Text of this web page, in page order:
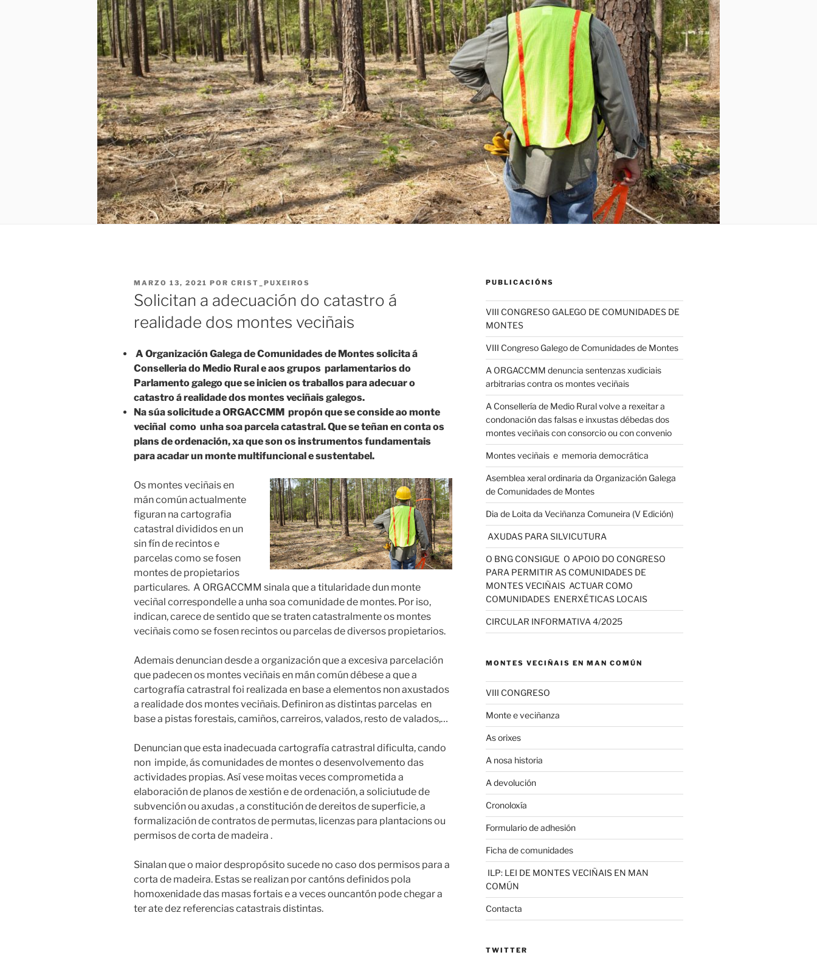
PUBLICADO
EL
MARZO 13, 2021 POR CRIST_PUXEIROS
Solicitan a adecuación do catastro á
realidade dos montes veciñais
A Organización Galega de Comunidades de Montes solicita á
Conselleria do Medio Rural e aos grupos parlamentarios do
Parlamento galego que se inicien os traballos para adecuar o
catastro á realidade dos montes veciñais galegos.
Na súa solicitude a ORGACCMM propón que se conside ao monte
veciñal como unha soa parcela catastral. Que se teñan en conta os
plans de ordenación, xa que son os instrumentos fundamentais
para acadar un monte multifuncional e sustentabel.
Os montes veciñais en
mán común actualmente
figuran na cartografia
catastral divididos en un
sin fín de recintos e
parcelas como se fosen
montes de propietarios
particulares. A ORGACCMM sinala que a titularidade dun monte
veciñal correspondelle a unha soa comunidade de montes. Por iso,
indican, carece de sentido que se traten catastralmente os montes
veciñais como se fosen recintos ou parcelas de diversos propietarios.
Ademais denuncian desde a organización que a excesiva parcelación
que padecen os montes veciñais en mán común débese a que a
cartografía catrastral foi realizada en base a elementos non axustados
a realidade dos montes veciñais. Definiron as distintas parcelas en
base a pistas forestais, camiños, carreiros, valados, resto de valados,…
Denuncian que esta inadecuada cartografía catrastral dificulta, cando
non impide, ás comunidades de montes o desenvolvemento das
actividades propias. Así vese moitas veces comprometida a
elaboración de planos de xestión e de ordenación, a soliciutude de
subvención ou axudas , a constitución de dereitos de superficie, a
formalización de contratos de permutas, licenzas para plantacions ou
permisos de corta de madeira .
Sinalan que o maior despropósito sucede no caso dos permisos para a
corta de madeira. Estas se realizan por cantóns definidos pola
homoxenidade das masas fortais e a veces ouncantón pode chegar a
ter ate dez referencias catastrais distintas.
PUBLICACIÓNS
VIII CONGRESO GALEGO DE COMUNIDADES DE
MONTES
VIII Congreso Galego de Comunidades de Montes
A ORGACCMM denuncia sentenzas xudiciais
arbitrarias contra os montes veciñais
A Consellería de Medio Rural volve a rexeitar a
condonación das falsas e inxustas débedas dos
montes veciñais con consorcio ou con convenio
Montes veciñais e memoria democrática
Asemblea xeral ordinaria da Organización Galega
de Comunidades de Montes
Dia de Loita da Veciñanza Comuneira (V Edición)
AXUDAS PARA SILVICUTURA
O BNG CONSIGUE O APOIO DO CONGRESO
PARA PERMITIR AS COMUNIDADES DE
MONTES VECIÑAIS ACTUAR COMO
COMUNIDADES ENERXÉTICAS LOCAIS
CIRCULAR INFORMATIVA 4/2025
MONTES VECIÑAIS EN MAN COMÚN
VIII CONGRESO
Monte e veciñanza
As orixes
A nosa historia
A devolución
Cronoloxía
Formulario de adhesión
Ficha de comunidades
ILP: LEI DE MONTES VECIÑAIS EN MAN
COMÚN
Contacta
TWITTER